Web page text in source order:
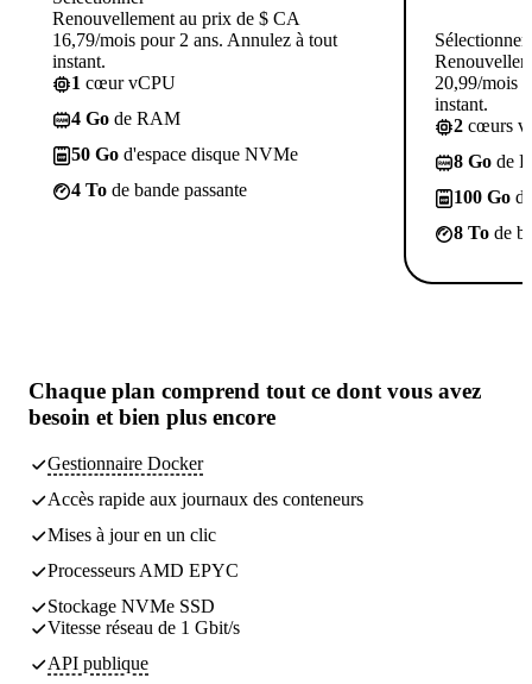
Renouvellement au prix de $ CA
16,79/mois pour 2 ans. Annulez à tout
instant.
1 cœur vCPU
4 Go de RAM
50 Go d'espace disque NVMe
4 To de bande passante
Sélectionner
20,99/mois
instant.
2 cœurs
8 Go de
100 Go
8 To de
Chaque plan comprend tout ce dont vous avez
besoin et bien plus encore
Gestionnaire Docker
Accès rapide aux journaux des conteneurs
Mises à jour en un clic
Processeurs AMD EPYC
Stockage NVMe SSD
Vitesse réseau de 1 Gbit/s
API publique